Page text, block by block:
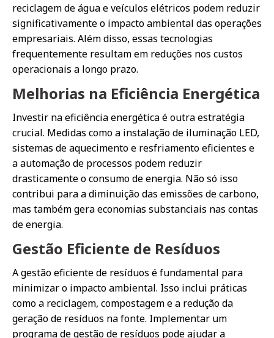
reciclagem de água e veículos elétricos podem reduzir
significativamente o impacto ambiental das operações
empresariais. Além disso, essas tecnologias
frequentemente resultam em reduções nos custos
operacionais a longo prazo.
Melhorias na Eficiência Energética
Investir na eficiência energética é outra estratégia
crucial. Medidas como a instalação de iluminação LED,
sistemas de aquecimento e resfriamento eficientes e
a automação de processos podem reduzir
drasticamente o consumo de energia. Não só isso
contribui para a diminuição das emissões de carbono,
mas também gera economias substanciais nas contas
de energia.
Gestão Eficiente de Resíduos
A gestão eficiente de resíduos é fundamental para
minimizar o impacto ambiental. Isso inclui práticas
como a reciclagem, compostagem e a redução da
geração de resíduos na fonte. Implementar um
programa de gestão de resíduos pode ajudar a